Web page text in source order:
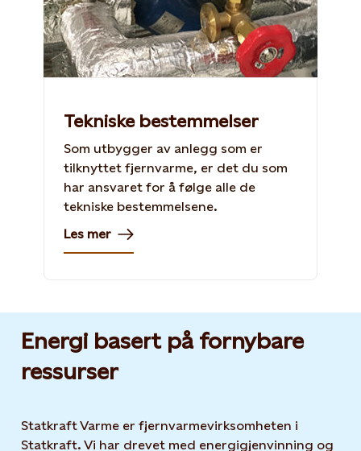
Tekniske bestemmelser
Som utbygger av anlegg som er
tilknyttet fjernvarme, er det du som
har ansvaret for å følge alle de
tekniske bestemmelsene.
Les mer
Energi basert på fornybare
ressurser
Statkraft Varme er fjernvarmevirksomheten i
Statkraft. Vi har drevet med energigjenvinning og